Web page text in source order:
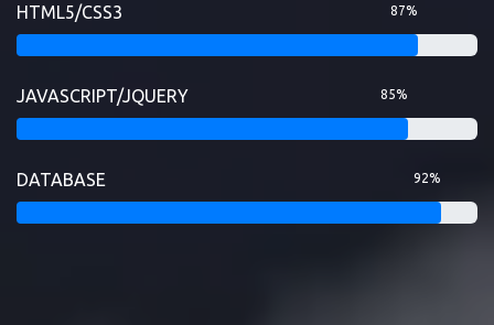
HTML5/CSS3 87%
JAVASCRIPT/JQUERY 85%
DATABASE 92%